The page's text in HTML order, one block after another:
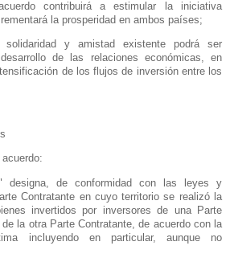
contribuirá a estimular la iniciativa
la prosperidad en ambos países;
y amistad existente podrá ser
de las relaciones económicas, en
de los flujos de inversión entre los
designa, de conformidad con las leyes y
Contratante en cuyo territorio se realizó la
invertidos por inversores de una Parte
la otra Parte Contratante, de acuerdo con la
incluyendo en particular, aunque no